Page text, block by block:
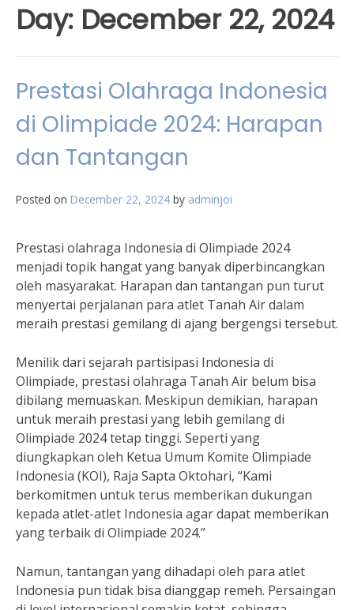
Day: December 22, 2024
Prestasi Olahraga Indonesia
di Olimpiade 2024: Harapan
dan Tantangan
Posted on December 22, 2024 by adminjoi
Prestasi olahraga Indonesia di Olimpiade 2024
menjadi topik hangat yang banyak diperbincangkan
oleh masyarakat. Harapan dan tantangan pun turut
menyertai perjalanan para atlet Tanah Air dalam
meraih prestasi gemilang di ajang bergengsi tersebut.
Menilik dari sejarah partisipasi Indonesia di
Olimpiade, prestasi olahraga Tanah Air belum bisa
dibilang memuaskan. Meskipun demikian, harapan
untuk meraih prestasi yang lebih gemilang di
Olimpiade 2024 tetap tinggi. Seperti yang
diungkapkan oleh Ketua Umum Komite Olimpiade
Indonesia (KOI), Raja Sapta Oktohari, “Kami
berkomitmen untuk terus memberikan dukungan
kepada atlet-atlet Indonesia agar dapat memberikan
yang terbaik di Olimpiade 2024.”
Namun, tantangan yang dihadapi oleh para atlet
Indonesia pun tidak bisa dianggap remeh. Persaingan